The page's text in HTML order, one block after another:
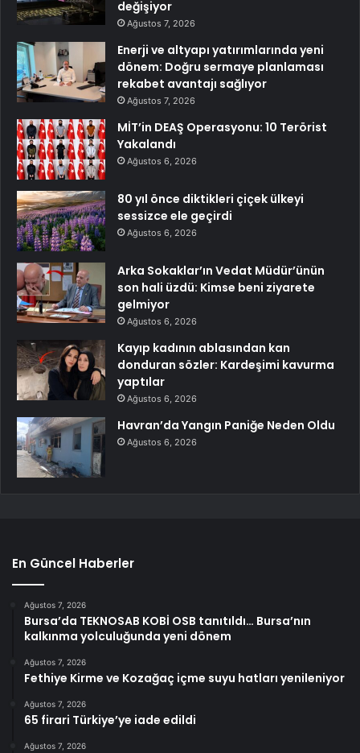
değişiyor
Ağustos 7, 2026
Enerji ve altyapı yatırımlarında yeni
dönem: Doğru sermaye planlaması
rekabet avantajı sağlıyor
Ağustos 7, 2026
MİT’in DEAŞ Operasyonu: 10 Terörist
Yakalandı
Ağustos 6, 2026
80 yıl önce diktikleri çiçek ülkeyi
sessizce ele geçirdi
Ağustos 6, 2026
Arka Sokaklar’ın Vedat Müdür’ünün
son hali üzdü: Kimse beni ziyarete
gelmiyor
Ağustos 6, 2026
Kayıp kadının ablasından kan
donduran sözler: Kardeşimi kavurma
yaptılar
Ağustos 6, 2026
Havran’da Yangın Paniğe Neden Oldu
Ağustos 6, 2026
En Güncel Haberler
Ağustos 7, 2026
Bursa’da TEKNOSAB KOBİ OSB tanıtıldı… Bursa’nın
kalkınma yolculuğunda yeni dönem
Ağustos 7, 2026
Fethiye Kirme ve Kozağaç içme suyu hatları yenileniyor
Ağustos 7, 2026
65 firari Türkiye’ye iade edildi
Ağustos 7, 2026